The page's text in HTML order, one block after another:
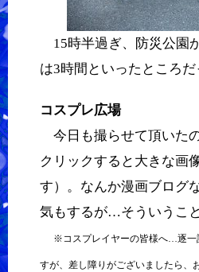
15時半過ぎ、防災公園
は3時間といったところだ
コスプレ広場
今日も撮らせて頂いた
クリックすると大きな画
す）。なんか漫画ブログ
気もするが…そういうこ
※コスプレイヤーの皆様へ…逐一
すが、差し障りがございましたら、